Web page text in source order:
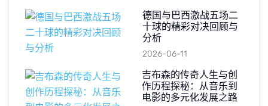
德国与巴西激战五场二
十球的精彩对决回顾与
分析
2026-06-11
吉布森的传奇人生与创
作历程探秘：从音乐到
电影的多元化发展之路